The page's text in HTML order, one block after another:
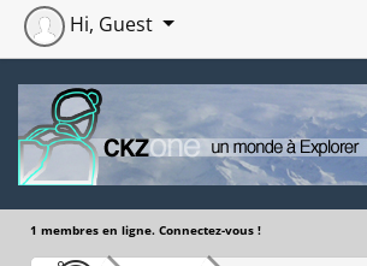
Hi, Guest
1 membres en ligne. Connectez-vous !